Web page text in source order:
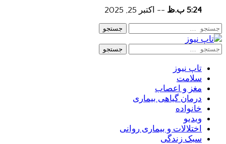
5:24 ب.ظ -- اکتبر 25, 2025
جستجو
جستجو
تاپ نیوز
سلامت
مغز و اعصاب
درمان گیاهی بیماری
خانواده
ویدیو
اختلالات و بیماری روانی
سبک زندگی